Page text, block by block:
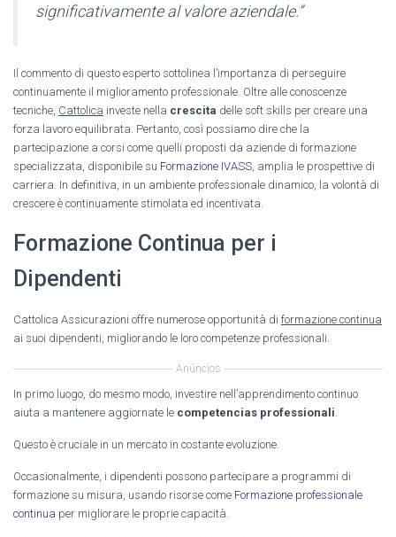
significativamente al valore aziendale.”
Il commento di questo esperto sottolinea l’importanza di perseguire
continuamente il miglioramento professionale. Oltre alle conoscenze
tecniche, Cattolica investe nella crescita delle soft skills per creare una
forza lavoro equilibrata. Pertanto, così possiamo dire che la
partecipazione a corsi come quelli proposti da aziende di formazione
specializzata, disponibile su Formazione IVASS , amplia le prospettive di
carriera. In definitiva, in un ambiente professionale dinamico, la volontà di
crescere è continuamente stimolata ed incentivata.
Formazione Continua per i
Dipendenti
Cattolica Assicurazioni offre numerose opportunità di formazione continua
ai suoi dipendenti, migliorando le loro competenze professionali.
Anúncios
In primo luogo, do mesmo modo, investire nell’apprendimento continuo
aiuta a mantenere aggiornate le competencias professionali
Questo è cruciale in un mercato in costante evoluzione.
Occasionalmente, i dipendenti possono partecipare a programmi di
formazione su misura, usando risorse come Formazione professionale
continua per migliorare le proprie capacità.